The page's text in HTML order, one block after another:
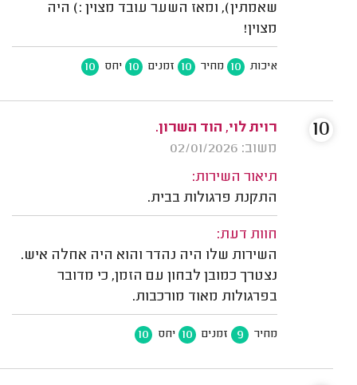
שאמתין), ומאז השער עובד מצוין :) היה
מצוין!
איכות 10 מחיר 10 זמנים 10 יחס 10
רוית לוי, הוד השרון.
משוב: 02/01/2026
תיאור השירות:
התקנת פרגולות בבית.
חוות דעת:
השירות שלו היה נהדר והוא היה אחלה איש.
נצטרך כמובן לבחון עם הזמן, כי מדובר
בפרגולות מאוד מורכבות.
מחיר 9 זמנים 10 יחס 10
10